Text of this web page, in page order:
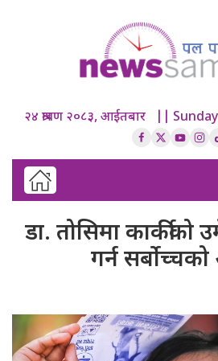
२४ श्रावण २०८३, आईतबार ||
डा. तोसिमा कार्कीको
गर्न